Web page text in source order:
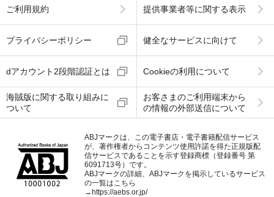
ご利用規約 提供事業者等に関する表示
プライバシーポリシー 健全なサービスに向けて
dアカウント2段階認証とは Cookieの利用について
海賊版に関する取り組みに
ついて
お客さまのご利用端末から
の情報の外部送信について
ABJマークは、この電子書店・電子書籍配信サービス
が、著作権者からコンテンツ使用許諾を得た正規版配
信サービスであることを示す登録商標（登録番号 第
6091713号）です。
ABJマークの詳細、ABJマークを掲示しているサービス
の一覧はこちら
→https://aebs.or.jp/